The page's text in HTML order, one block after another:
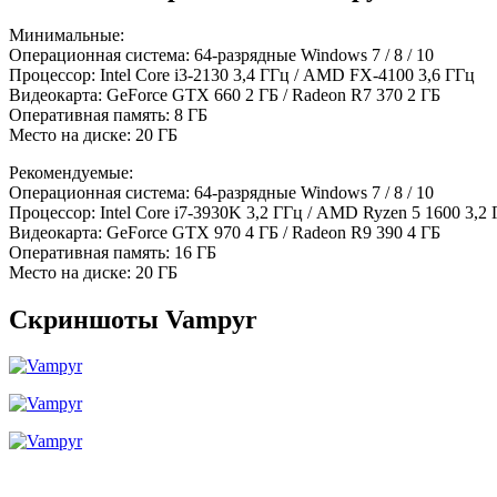
Минимальные:
Операционная система: 64-разрядные Windows 7 / 8 / 10
Процессор: Intel Core i3-2130 3,4 ГГц / AMD FX-4100 3,6 ГГц
Видеокарта: GeForce GTX 660 2 ГБ / Radeon R7 370 2 ГБ
Оперативная память: 8 ГБ
Место на диске: 20 ГБ
Рекомендуемые:
Операционная система: 64-разрядные Windows 7 / 8 / 10
Процессор: Intel Core i7-3930K 3,2 ГГц / AMD Ryzen 5 1600 3,2
Видеокарта: GeForce GTX 970 4 ГБ / Radeon R9 390 4 ГБ
Оперативная память: 16 ГБ
Место на диске: 20 ГБ
Скриншоты Vampyr